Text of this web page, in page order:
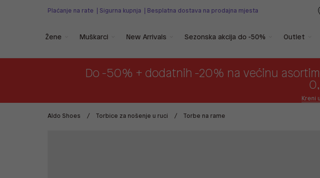
Plaćanje na rate Sigurna kupnja Besplatna dostava na prodajna mjesta
Žene Muškarci New Arrivals Sezonska akcija do -50% Outlet
Do -50% + dodatnih -20% na većinu
Kreni
Aldo Shoes Torbice za nošenje u ruci Torbe na rame